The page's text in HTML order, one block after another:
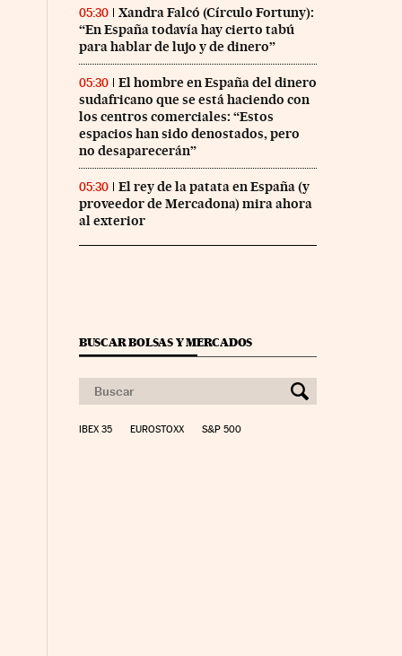
05:30
Xandra Falcó (Círculo Fortuny):
“En España todavía hay cierto tabú
para hablar de lujo y de dinero”
05:30
El hombre en España del dinero
sudafricano que se está haciendo con
los centros comerciales: “Estos
espacios han sido denostados, pero
no desaparecerán”
05:30
El rey de la patata en España (y
proveedor de Mercadona) mira ahora
al exterior
BUSCAR BOLSAS Y MERCADOS
IBEX 35 EUROSTOXX S&P 500